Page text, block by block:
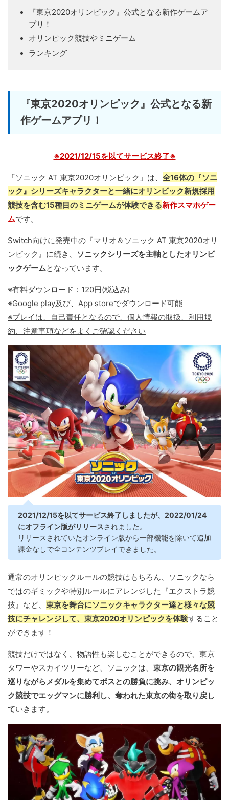
『東京2020オリンピック』公式となる新作ゲームア
プリ！
オリンピック競技やミニゲーム
ランキング
『東京2020オリンピック』公式となる新
作ゲームアプリ！
※2021/12/15を以てサービス終了※
「ソニック AT 東京2020オリンピック」は、 全16体の『ソニ
ック』シリーズキャラクターと一緒にオリンピック新規採用
競技を含む15種目のミニゲームが体験できる新作スマホゲー
ムです。
Switch向けに発売中の『マリオ＆ソニック AT 東京2020オリ
ンピック』に続き、
ソニックシリーズを主軸としたオリンピ
ックゲームとなっています。
※有料ダウンロード：120円(税込み)
※Google play及び、App storeでダウンロード可能
※プレイは、自己責任となるので、個人情報の取扱、利用規
約、注意事項などをよくご確認ください
2021/12/15を以てサービス終了しましたが、2022/01/24
にオフライン版がリリースされました。
リリースされていたオンライン版から一部機能を除いて追加
課金なしで全コンテンツプレイできました。
通常のオリンピックルールの競技はもちろん、ソニックなら
ではのギミックや特別ルールにアレンジした『エクストラ競
技』など、 東京を舞台にソニックキャラクター達と様々な競
技にチャレンジして、東京2020オリンピックを体験すること
ができます！
競技だけではなく、物語性も楽しむことができるので、東京
タワーやスカイツリーなど、ソニックは、 東京の観光名所を
巡りながらメダルを集めてボスとの勝負に挑み、オリンピッ
ク競技でエッグマンに勝利し、奪われた東京の街を取り戻し
ていきます。